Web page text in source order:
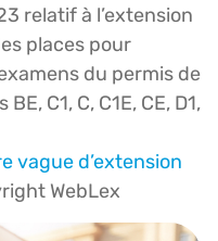
relatif à l’extension
places pour
du permis de
C1, C, C1E, CE, D1,
vague d’extension
WebLex